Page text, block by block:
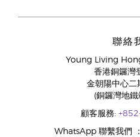
聯絡
Young Living
香港銅鑼灣
金朝陽中心二
(銅鑼灣地
顧客服務:
WhatsApp 聯繫我們